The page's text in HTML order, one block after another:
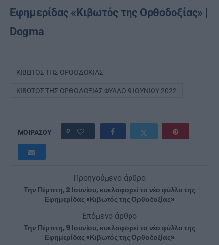
Εφημερίδας «Κιβωτός της Ορθοδοξίας» |
Dogma
ΚΙΒΩΤΌΣ ΤΗΣ ΟΡΘΟΔΟΚΊΑΣ
ΚΙΒΩΤΌΣ ΤΗΣ ΟΡΘΟΔΟΞΊΑΣ ΦΎΛΛΟ 9 ΙΟΥΝΊΟΥ 2022
ΜΟΙΡΑΣΟΥ 0
Προηγούμενο άρθρο
Την Πέμπτη, 2 Ιουνίου, κυκλοφορεί το νέο φύλλο της
Εφημερίδας «Κιβωτός της Ορθοδοξίας»
Επόμενο άρθρο
Την Πέμπτη, 9 Ιουνίου, κυκλοφορεί το νέο φύλλο της
Εφημερίδας «Κιβωτός της Ορθοδοξίας»